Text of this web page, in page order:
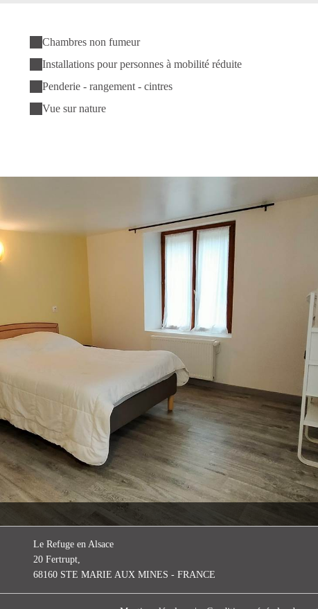
Chambres non fumeur
Installations pour personnes à mobilité réduite
Penderie - rangement - cintres
Vue sur nature
Le Refuge en Alsace
20 Fertrupt,
68160 STE MARIE AUX MINES - FRANCE